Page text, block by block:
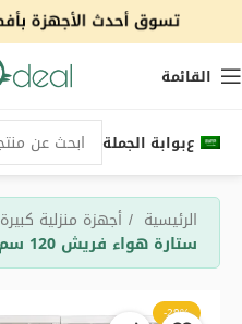
القائمة
عبوابة الجملة
الرئيسية أجهزة منزلية كبيرة
ستارة هواء فريش 120 سم
-29%